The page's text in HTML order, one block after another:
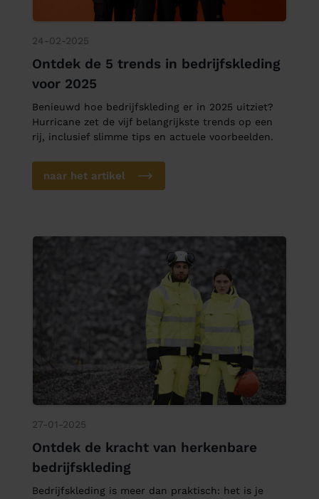
24-02-2025
Ontdek de 5 trends in bedrijfskleding
voor 2025
Benieuwd hoe bedrijfskleding er in 2025 uitziet?
Hurricane zet de vijf belangrijkste trends op een
rij, inclusief slimme tips en actuele voorbeelden.
naar het artikel
27-01-2025
Ontdek de kracht van herkenbare
bedrijfskleding
Bedrijfskleding is meer dan praktisch: het is je